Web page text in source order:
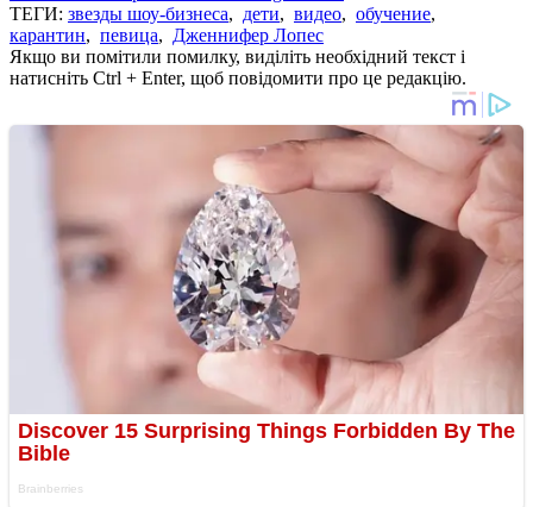
ТЕГИ: звезды шоу-бизнеса, дети, видео, обучение,
карантин, певица, Дженнифер Лопес
Якщо ви помітили помилку, виділіть необхідний текст і
натисніть Ctrl + Enter, щоб повідомити про це редакцію.